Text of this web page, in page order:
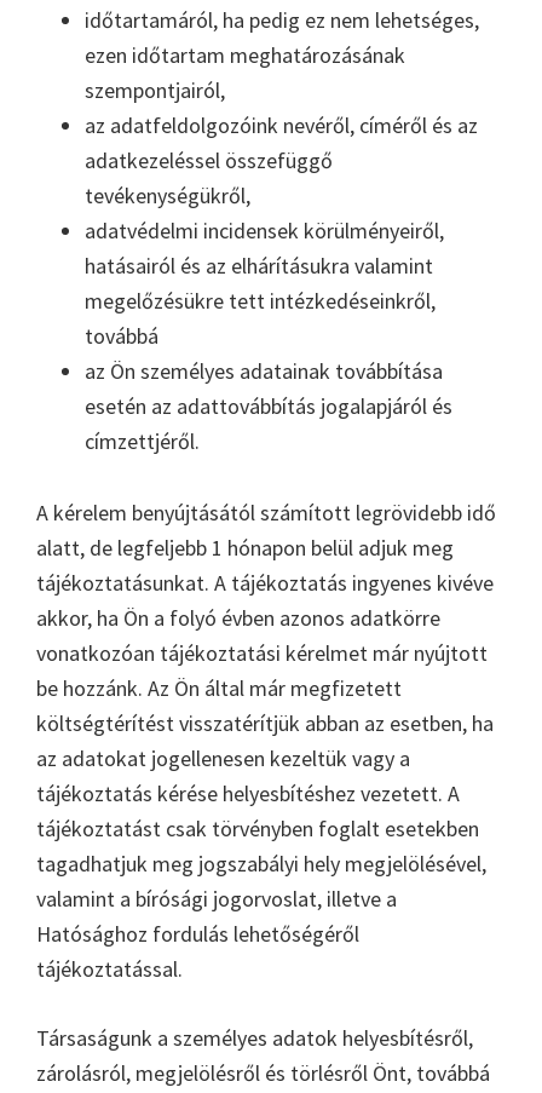
időtartamáról, ha pedig ez nem lehetséges,
ezen időtartam meghatározásának
szempontjairól,
az adatfeldolgozóink nevéről, címéről és az
adatkezeléssel összefüggő
tevékenységükről,
adatvédelmi incidensek körülményeiről,
hatásairól és az elhárításukra valamint
megelőzésükre tett intézkedéseinkről,
továbbá
az Ön személyes adatainak továbbítása
esetén az adattovábbítás jogalapjáról és
címzettjéről.
A kérelem benyújtásától számított legrövidebb idő
alatt, de legfeljebb 1 hónapon belül adjuk meg
tájékoztatásunkat. A tájékoztatás ingyenes kivéve
akkor, ha Ön a folyó évben azonos adatkörre
vonatkozóan tájékoztatási kérelmet már nyújtott
be hozzánk. Az Ön által már megfizetett
költségtérítést visszatérítjük abban az esetben, ha
az adatokat jogellenesen kezeltük vagy a
tájékoztatás kérése helyesbítéshez vezetett. A
tájékoztatást csak törvényben foglalt esetekben
tagadhatjuk meg jogszabályi hely megjelölésével,
valamint a bírósági jogorvoslat, illetve a
Hatósághoz fordulás lehetőségéről
tájékoztatással.
Társaságunk a személyes adatok helyesbítésről,
zárolásról, megjelölésről és törlésről Önt, továbbá